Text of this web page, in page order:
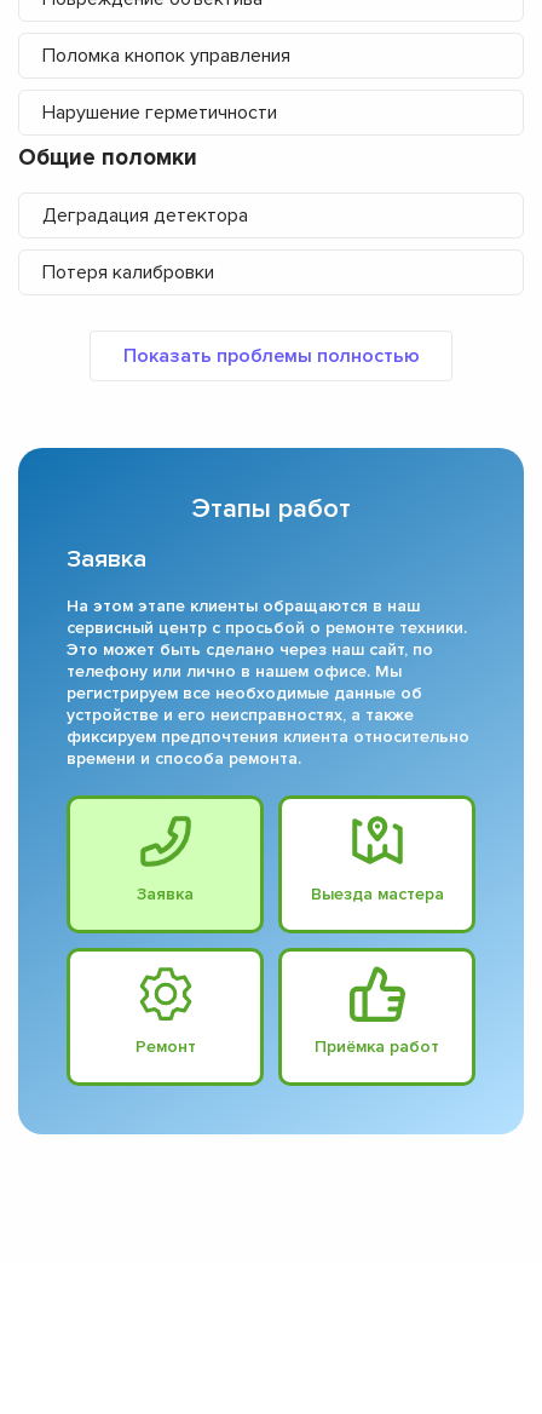
Поломка кнопок управления
Нарушение герметичности
Общие поломки
Деградация детектора
Потеря калибровки
Этапы работ
Заявка
На этом этапе клиенты обращаются в наш
сервисный центр с просьбой о ремонте техники.
Это может быть сделано через наш сайт, по
телефону или лично в нашем офисе. Мы
регистрируем все необходимые данные об
устройстве и его неисправностях, а также
фиксируем предпочтения клиента относительно
времени и способа ремонта.
Заявка Выезда мастера
Ремонт Приёмка работ